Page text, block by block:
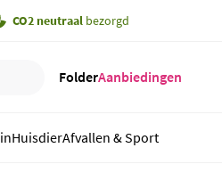
CO2 neutraal bezorgd
FolderAanbiedingen
HuisdierAfvallen & Sport